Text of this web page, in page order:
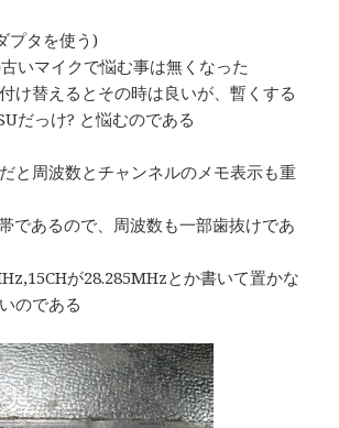
プタを使う)
いマイクで悩む事は無くなった
け替えるとその時は良いが、暫くする
だっけ? と悩むのである
と周波数とチャンネルのメモ表示も重
であるので、周波数も一部歯抜けであ
が28.285MHzとか書いて置かな
のである